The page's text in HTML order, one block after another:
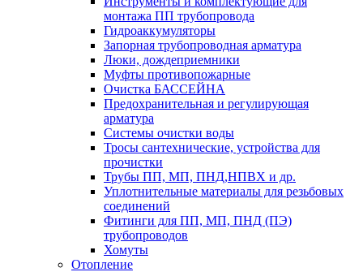
монтажа ПП трубопровода
Гидроаккумуляторы
Запорная трубопроводная арматура
Люки, дождеприемники
Муфты противопожарные
Очистка БАССЕЙНА
Предохранительная и регулирующая
арматура
Системы очистки воды
Тросы сантехнические, устройства для
прочистки
Трубы ПП, МП, ПНД,НПВХ и др.
Уплотнительные материалы для резьбовых
соединений
Фитинги для ПП, МП, ПНД (ПЭ)
трубопроводов
Хомуты
Отопление